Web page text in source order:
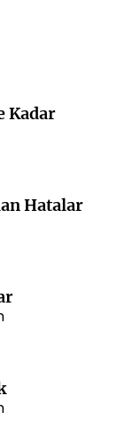
Kadar
Hatalar